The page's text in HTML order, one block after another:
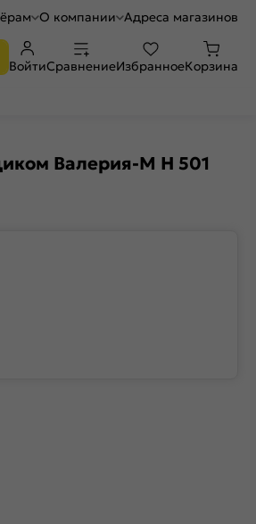
О компании Адреса магазинов
ВойтиСравнениеИзбранноеКорзина
Валерия-М Н 501